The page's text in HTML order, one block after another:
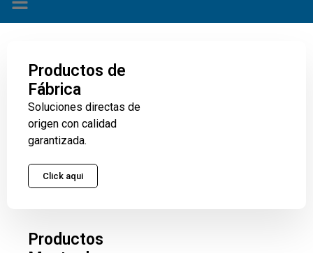
Productos de
Fábrica
Soluciones directas de
origen con calidad
garantizada.
Click aqui
Productos